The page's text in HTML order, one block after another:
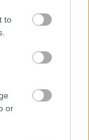
to
or
Kálmán
18
a
FÜGE